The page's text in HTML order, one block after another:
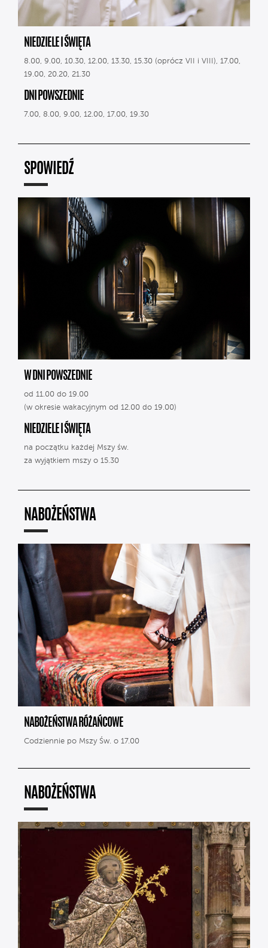
NIEDZIELE I ŚWIĘTA
8.00, 9.00, 10.30, 12.00, 13.30, 15.30 (oprócz VII i VIII), 17.00,
19.00, 20.20, 21.30
DNI POWSZEDNIE
7.00, 8.00, 9.00, 12.00, 17.00, 19.30
SPOWIEDŹ
W DNI POWSZEDNIE
od 11.00 do 19.00
(w okresie wakacyjnym od 12.00 do 19.00)
NIEDZIELE I ŚWIĘTA
na początku każdej Mszy św.
za wyjątkiem mszy o 15.30
NABOŻEŃSTWA
NABOŻEŃSTWA RÓŻAŃCOWE
Codziennie po Mszy Św. o 17.00
NABOŻEŃSTWA